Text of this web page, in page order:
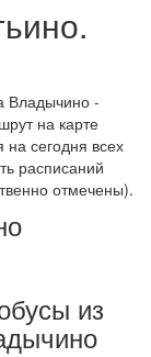
Владычино -
на карте
сегодня всех
расписаний
отмечены).
из